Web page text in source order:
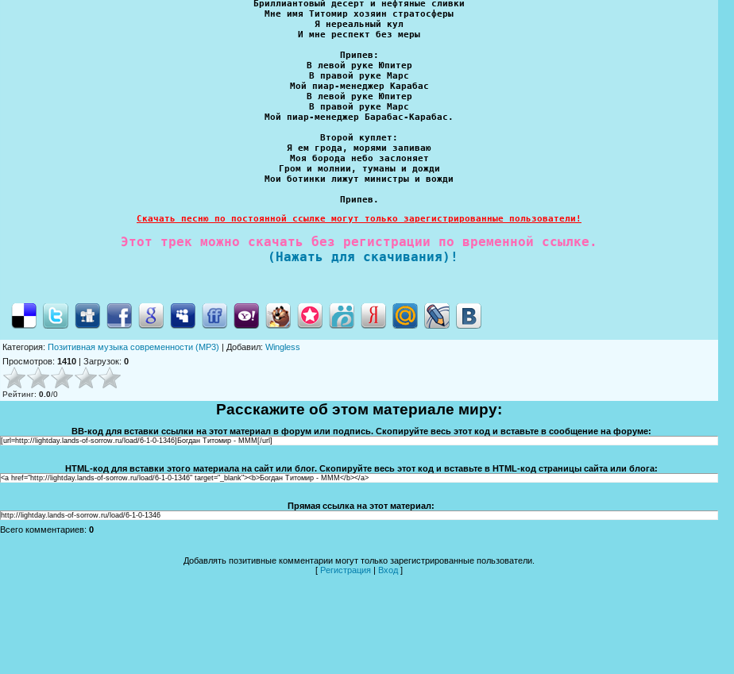
Бриллиантовый десерт и нефтяные сливки
Мне имя Титомир хозяин стратосферы
Я нереальный кул
И мне респект без меры
Припев:
В левой руке Юпитер
В правой руке Марс
Мой пиар-менеджер Карабас
В левой руке Юпитер
В правой руке Марс
Мой пиар-менеджер Барабас-Карабас.
Второй куплет:
Я ем грода, морями запиваю
Моя борода небо заслоняет
Гром и молнии, туманы и дожди
Мои ботинки лижут министры и вожди
Припев.
Скачать песню по постоянной ссылке могут только зарегистрированные пользователи!
Этот трек можно скачать без регистрации по временной ссылке.
(Нажать для скачивания)!
Категория: Позитивная музыка современности (MP3) | Добавил: Wingless
Просмотров: 1410 | Загрузок: 0
Рейтинг: 0.0/0
Расскажите об этом материале миру:
BB-код для вставки ссылки на этот материал в форум или подпись. Скопируйте весь этот код и вставьте в сообщение на форуме:
[url=http://lightday.lands-of-sorrow.ru/load/6-1-0-1346]Богдан Титомир - МММ[/url]
HTML-код для вставки этого материала на сайт или блог. Скопируйте весь этот код и вставьте в HTML-код страницы сайта или блога:
<a href="http://lightday.lands-of-sorrow.ru/load/6-1-0-1346" target="_blank"><b>Богдан Титомир - МММ</b></a>
Прямая ссылка на этот материал:
http://lightday.lands-of-sorrow.ru/load/6-1-0-1346
Всего комментариев: 0
Добавлять позитивные комментарии могут только зарегистрированные пользователи.
[ Регистрация | Вход ]